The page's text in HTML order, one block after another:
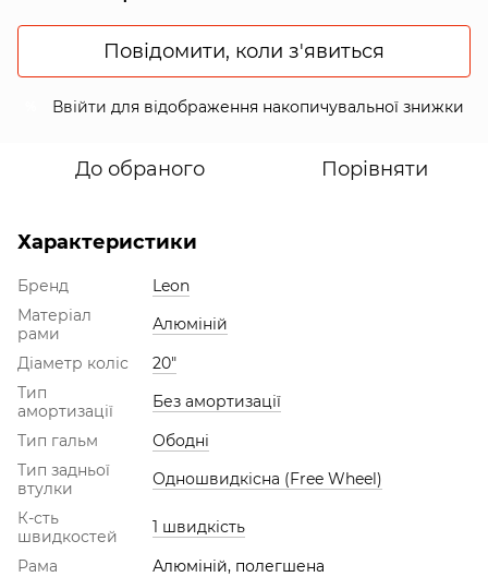
Повідомити, коли з'явиться
Ввійти для відображення накопичувальної знижки
До обраного Порівняти
Характеристики
Бренд
Leon
Матеріал
рами
Алюміній
Діаметр коліс
20"
Тип
амортизації
Без амортизації
Тип гальм
Ободні
Тип задньої
втулки
Одношвидкісна (Free Wheel)
К-сть
швидкостей
1 швидкість
Рама
Алюміній, полегшена